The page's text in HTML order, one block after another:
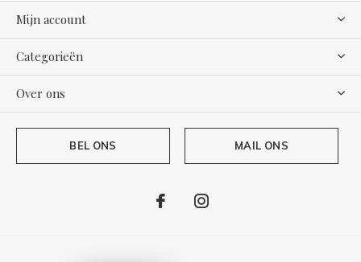
Mijn account
Categorieën
Over ons
BEL ONS MAIL ONS